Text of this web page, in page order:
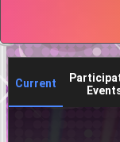
Current